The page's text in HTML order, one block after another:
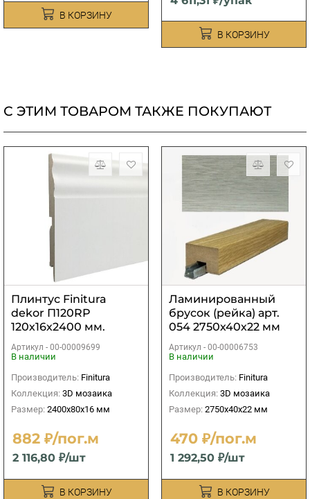
В КОРЗИНУ
В КОРЗИНУ
С ЭТИМ ТОВАРОМ ТАКЖЕ ПОКУПАЮТ
Плинтус Finitura
dekor П120RP
120х16х2400 мм.
Артикул - 00-00009699
В наличии
Производитель: Finitura
Коллекция: 3D мозаика
Размер: 2400х80х16 мм
882 ₽/пог.м
2 116,80 ₽/шт
В КОРЗИНУ
Ламинированный
брусок (рейка) арт.
054 2750х40х22 мм
Артикул - 00-00006753
В наличии
Производитель: Finitura
Коллекция: 3D мозаика
Размер: 2750х40х22 мм
470 ₽/пог.м
1 292,50 ₽/шт
В КОРЗИНУ